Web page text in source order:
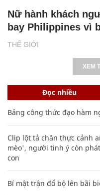
THẾ GIỚI
Nữ hành khách
bay Philippines vì
XEM
Đọc nhiều
Bảng công thức đạo hàm
Clip lột tả chân thực cảnh
mèo', người tinh ý còn
con
Bí mật trận đổ bộ lên bãi